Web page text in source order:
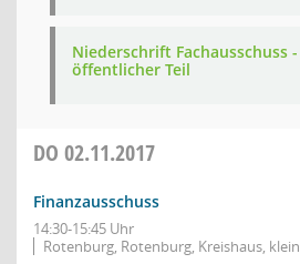
Niederschrift Fachausschuss -
öffentlicher Teil
DO 02.11.2017
Finanzausschuss
14:30-15:45 Uhr
Rotenburg, Rotenburg, Kreishaus,